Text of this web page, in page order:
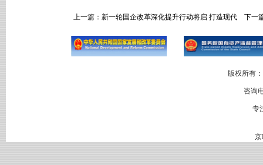
上一篇： 新一轮国企改革深化提升行动将启 打造现代下一
版权所有
咨询
专
京